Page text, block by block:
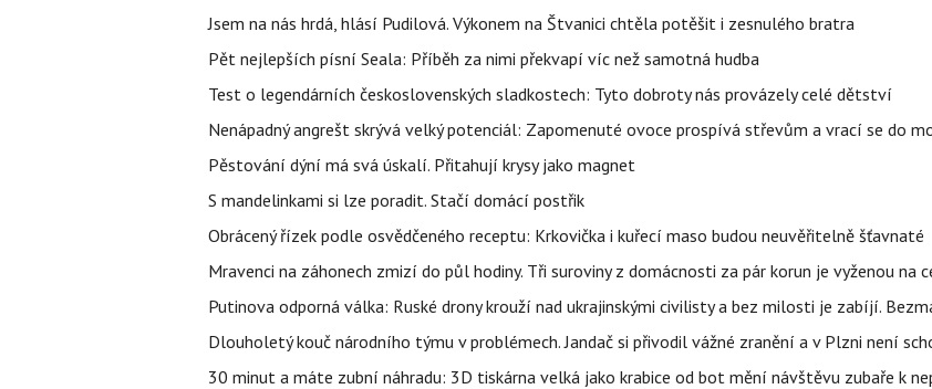
Jsem na nás hrdá, hlásí Pudilová. Výkonem na Štvanici chtěla potěšit i zesnulého bratra
Pět nejlepších písní Seala: Příběh za nimi překvapí víc než samotná hudba
Test o legendárních československých sladkostech: Tyto dobroty nás provázely celé dětství
Nenápadný angrešt skrývá velký potenciál: Zapomenuté ovoce prospívá střevům a vrací se do
Pěstování dýní má svá úskalí. Přitahují krysy jako magnet
S mandelinkami si lze poradit. Stačí domácí postřik
Obrácený řízek podle osvědčeného receptu: Krkovička i kuřecí maso budou neuvěřitelně šťavnaté
Mravenci na záhonech zmizí do půl hodiny. Tři suroviny z domácnosti za pár korun je vyženou na
Putinova odporná válka: Ruské drony krouží nad ukrajinskými civilisty a bez milosti je zabíjí.
Dlouholetý kouč národního týmu v problémech. Jandač si přivodil vážné zranění a v Plzni není
30 minut a máte zubní náhradu: 3D tiskárna velká jako krabice od bot mění návštěvu zubaře k